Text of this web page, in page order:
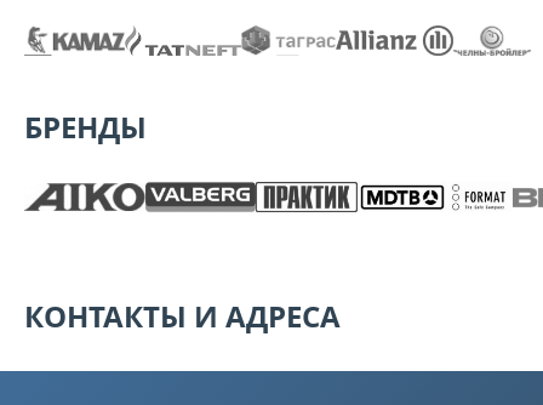
БРЕНДЫ
КОНТАКТЫ И АДРЕСА